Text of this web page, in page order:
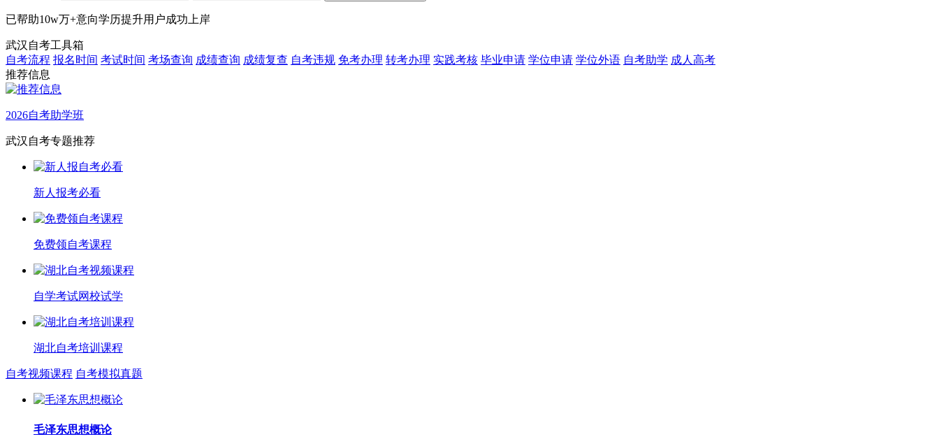
已帮助10w万+意向学历提升用户成功上岸
武汉自考工具箱
自考流程 报名时间 考试时间 考场查询 成绩查询 成绩复查 自考违规 免考办理 转考办理 实践考核 毕业申请 学位申请 学位外语 自考助学 成人高考
推荐信息
2026自考助学班
武汉自考专题推荐
新人报考必看
免费领自考课程
自学考试网校试学
湖北自考培训课程
自考视频课程 自考模拟真题
毛泽东思想概论